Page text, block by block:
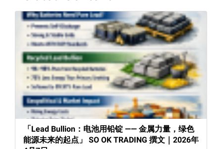
「Lead Bullion：电池用铅锭 —— 金属力量，绿色
能源未来的起点」 SO OK TRADING 撰文｜2026年